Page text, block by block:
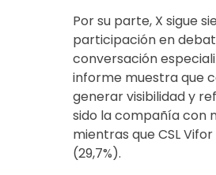
Por su parte, X sigue
participación en
conversación
informe muestra que
generar visibilidad y
sido la compañía con
mientras que CSL
(29,7%).